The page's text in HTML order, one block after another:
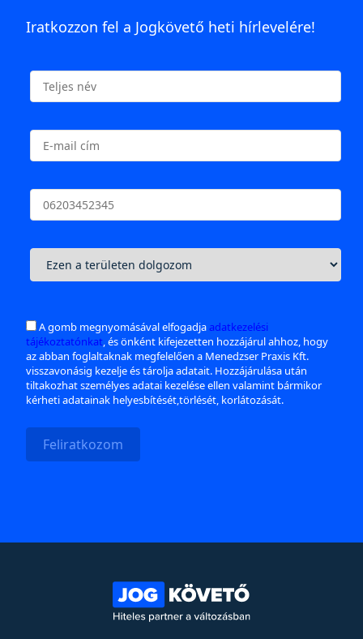
Iratkozzon fel a Jogkövető heti hírlevelére!
A gomb megnyomásával elfogadjaadatkezelési
tájékoztatónkat, és önként kifejezetten hozzájárul ahhoz, hogy
az abban foglaltaknak megfelelően a Menedzser Praxis Kft.
visszavonásig kezelje és tárolja adatait. Hozzájárulása után
tiltakozhat személyes adatai kezelése ellen valamint bármikor
kérheti adatainak helyesbítését,törlését, korlátozását.
Feliratkozom